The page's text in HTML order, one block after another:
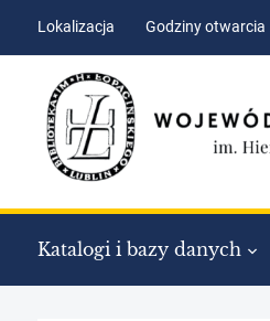
navigation
Lokalizacja Godziny otwarcia
Katalogi i bazy danych